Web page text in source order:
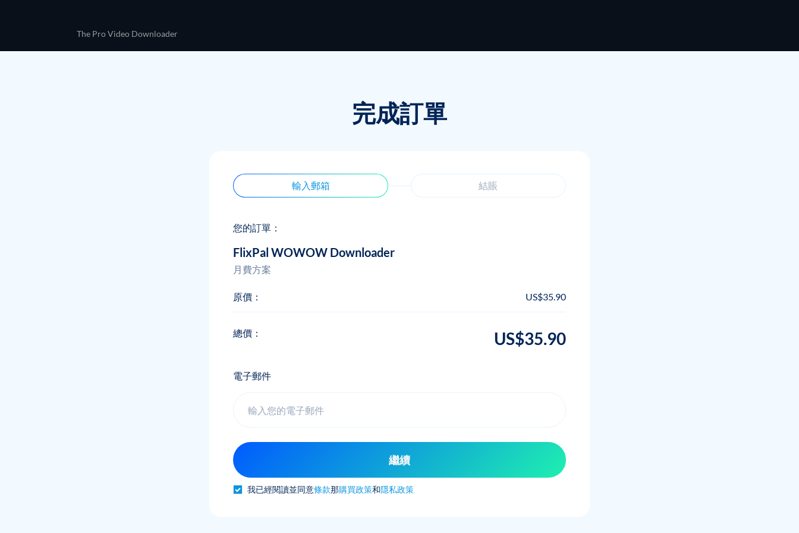
The Pro Video Downloader
完成訂單
輸入郵箱 結賬
您的訂單：
FlixPal WOWOW Downloader
月費方案
原價： US$35.90
總價： US$35.90
電子郵件
繼續
我已經閱讀並同意條款那購買政策和隱私政策